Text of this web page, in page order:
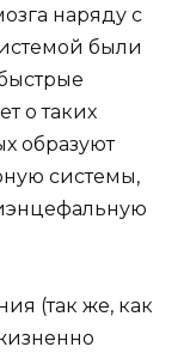
наряду с
были
о таких
образуют
системы,
(так же, как